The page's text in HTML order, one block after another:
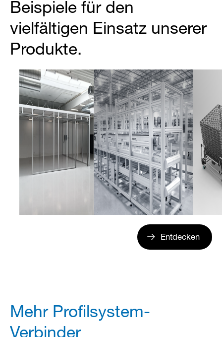
Beispiele für den
vielfältigen Einsatz unserer
Produkte.
Entdecken
Mehr Profilsystem-